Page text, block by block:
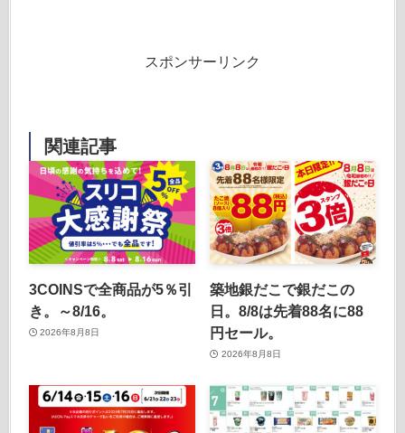
スポンサーリンク
関連記事
3COINSで全商品が5％引
き。～8/16。
2026年8月8日
築地銀だこで銀だこの
日。8/8は先着88名に88
円セール。
2026年8月8日